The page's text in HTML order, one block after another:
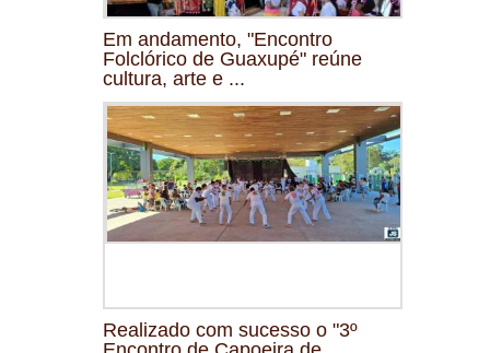
Em andamento, "Encontro
Folclórico de Guaxupé" reúne
cultura, arte e ...
Realizado com sucesso o "3º